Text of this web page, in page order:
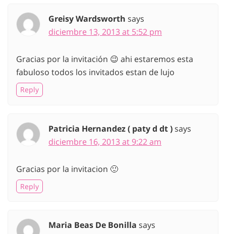
Greisy Wardsworth says
diciembre 13, 2013 at 5:52 pm
Gracias por la invitación 😉 ahi estaremos esta
fabuloso todos los invitados estan de lujo
Reply
Patricia Hernandez ( paty d dt )says
diciembre 16, 2013 at 9:22 am
Gracias por la invitacion 🙂
Reply
Maria Beas De Bonilla says